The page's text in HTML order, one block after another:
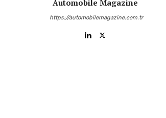
Automobile Magazine
https://automobilemagazine.com.tr